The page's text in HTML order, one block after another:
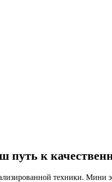
путь к
техники. Мини